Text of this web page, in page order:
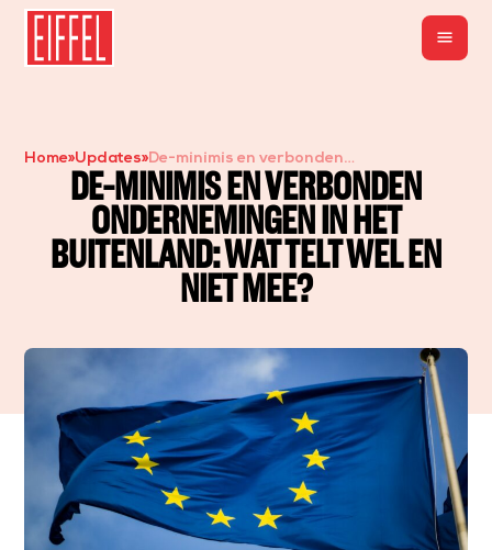
menu
Home»Updates»De-minimis en verbonden
ondernemingen in het buitenland: wat
telt wel en niet mee?
DE-MINIMIS EN VERBONDEN
ONDERNEMINGEN IN HET
BUITENLAND: WAT TELT WEL EN
NIET MEE?